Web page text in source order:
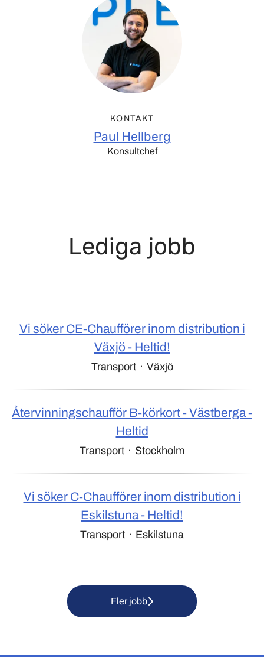
KONTAKT
Paul Hellberg
Konsultchef
Lediga jobb
Vi söker CE-Chaufförer inom distribution i
Växjö - Heltid!
Transport · Växjö
Återvinningschaufför B-körkort - Västberga -
Heltid
Transport · Stockholm
Vi söker C-Chaufförer inom distribution i
Eskilstuna - Heltid!
Transport · Eskilstuna
Fler jobb